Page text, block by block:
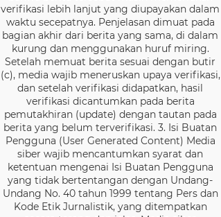
verifikasi lebih lanjut yang diupayakan dalam
waktu secepatnya. Penjelasan dimuat pada
bagian akhir dari berita yang sama, di dalam
kurung dan menggunakan huruf miring.
Setelah memuat berita sesuai dengan butir
(c), media wajib meneruskan upaya verifikasi,
dan setelah verifikasi didapatkan, hasil
verifikasi dicantumkan pada berita
pemutakhiran (update) dengan tautan pada
berita yang belum terverifikasi. 3. Isi Buatan
Pengguna (User Generated Content) Media
siber wajib mencantumkan syarat dan
ketentuan mengenai Isi Buatan Pengguna
yang tidak bertentangan dengan Undang-
Undang No. 40 tahun 1999 tentang Pers dan
Kode Etik Jurnalistik, yang ditempatkan